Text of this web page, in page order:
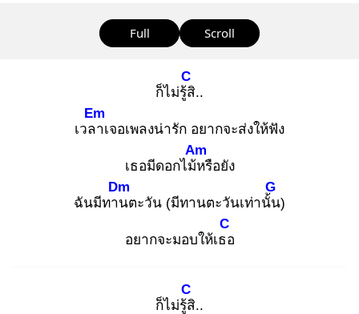
Full Scroll
ก็ไม่รู้สิ
C
..
เวลา
Em
เจอเพลงน่ารัก อยากจะส่งให้ฟัง
เธอมีดอกไม้ห
Am
รือยัง
ฉันมีทาน
Dm
ตะวัน (มีทานตะวันเท่านั้น
G
)
อยากจะมอบให้เธอ
C
ก็ไม่รู้สิ
C
..